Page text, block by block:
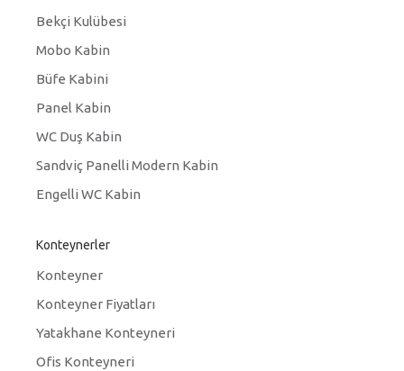
Bekçi Kulübesi
Mobo Kabin
Büfe Kabini
Panel Kabin
WC Duş Kabin
Sandviç Panelli Modern Kabin
Engelli WC Kabin
Konteynerler
Konteyner
Konteyner Fiyatları
Yatakhane Konteyneri
Ofis Konteyneri